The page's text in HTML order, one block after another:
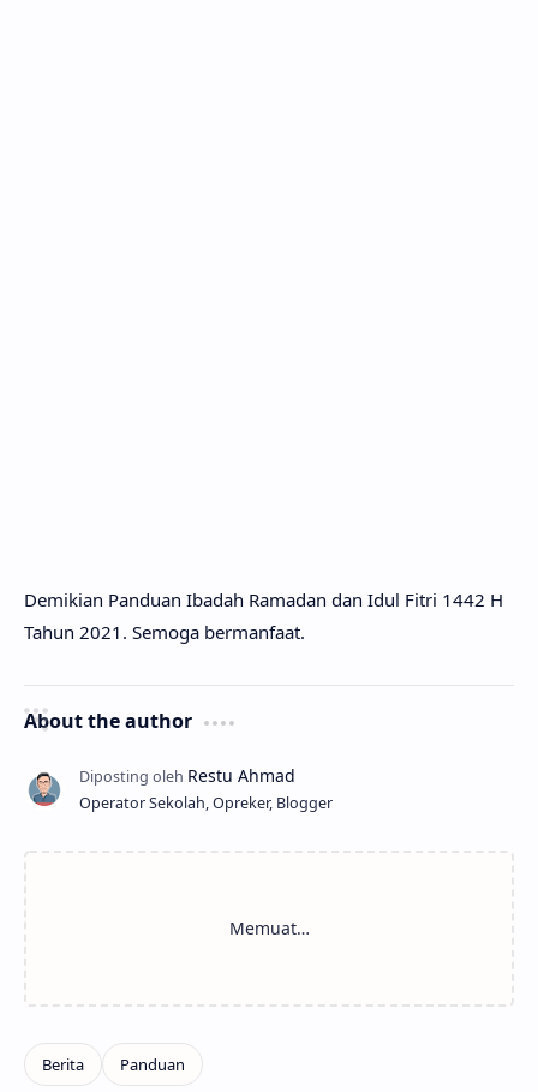
Demikian Panduan Ibadah Ramadan dan Idul Fitri 1442 H
Tahun 2021. Semoga bermanfaat.
About the author
Operator Sekolah, Opreker, Blogger